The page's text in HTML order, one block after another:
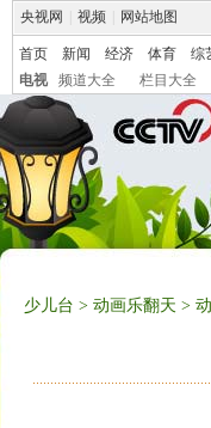
央视网 视频 网站地图
首页 新闻 经济 体育 综
电视
频道大全 栏目大全
少儿台 > 动画乐翻天 >